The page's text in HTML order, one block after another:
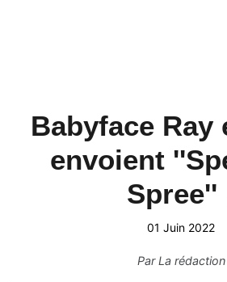
Babyface Ray
envoient
Spree''
01 Juin 2022
ParLa rédaction